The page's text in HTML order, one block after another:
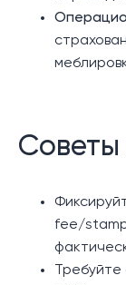
Советы
fee/stamp